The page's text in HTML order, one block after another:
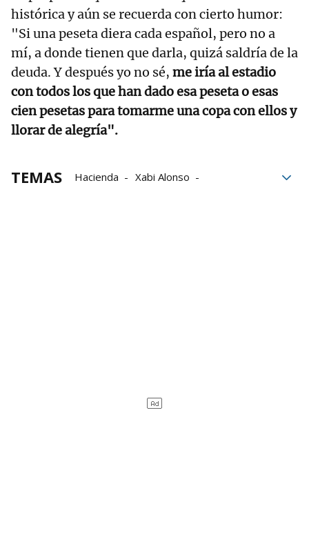
histórica y aún se recuerda con cierto humor:
"Si una peseta diera cada español, pero no a
mí, a donde tienen que darla, quizá saldría de la
deuda. Y después yo no sé, me iría al estadio
con todos los que han dado esa peseta o esas
cien pesetas para tomarme una copa con ellos y
llorar de alegría".
TEMAS Hacienda
Xabi Alonso